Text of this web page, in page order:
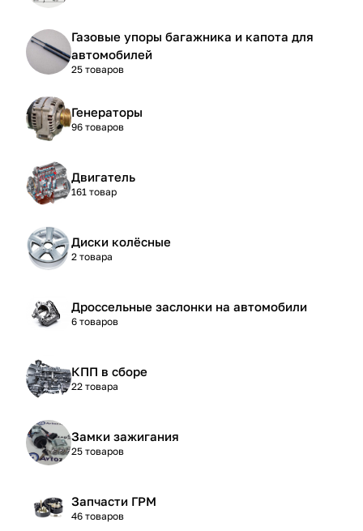
Газовые упоры багажника и капота для
автомобилей
25 товаров
Генераторы
96 товаров
Двигатель
161 товар
Диски колёсные
2 товара
Дроссельные заслонки на автомобили
6 товаров
КПП в сборе
22 товара
Замки зажигания
25 товаров
Запчасти ГРМ
46 товаров